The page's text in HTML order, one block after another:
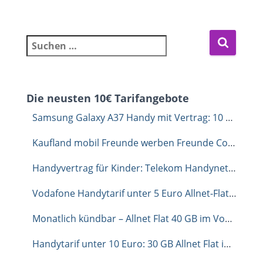
Suchen nach:
Die neusten 10€ Tarifangebote
Samsung Galaxy A37 Handy mit Vertrag: 10 GB Allnet-Flat für 6,99 Euro im Monat
Kaufland mobil Freunde werben Freunde Code: Dauerhaft 1 GB extra sichern
Handyvertrag für Kinder: Telekom Handynetz unverbindlich testen mit congstar
Vodafone Handytarif unter 5 Euro Allnet-Flat mit 35 GB
Monatlich kündbar – Allnet Flat 40 GB im Vodafone-Netz für 9,99 €
Handytarif unter 10 Euro: 30 GB Allnet Flat im Telekom Netz für 9,99 €